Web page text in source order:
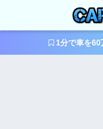
1分で車を